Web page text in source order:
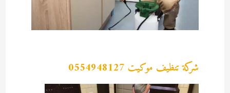
شركة تنظيف موكيت 0554948127